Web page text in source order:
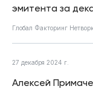
эмитента за
Глобал Факторинг
27 декабря 2024 г.
Алексей